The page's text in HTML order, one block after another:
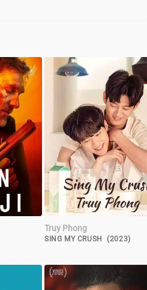
Truy Phong
SING MY CRUSH (2023)